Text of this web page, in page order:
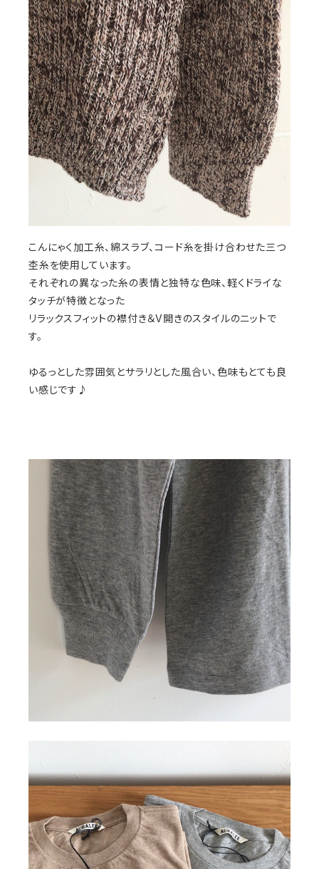
こんにゃく加工糸、綿スラブ、コード糸を掛け合わせた三つ
杢糸を使用しています。
それぞれの異なった糸の表情と独特な色味、軽くドライな
タッチが特徴となった
リラックスフィットの襟付き＆V開きのスタイルのニットで
す。
ゆるっとした雰囲気とサラリとした風合い、色味もとても良
い感じです♪